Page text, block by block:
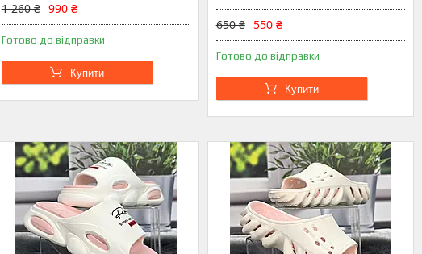
1 260 ₴ 990 ₴
Готово до відправки
Купити
650 ₴ 550 ₴
Готово до відправки
Купити